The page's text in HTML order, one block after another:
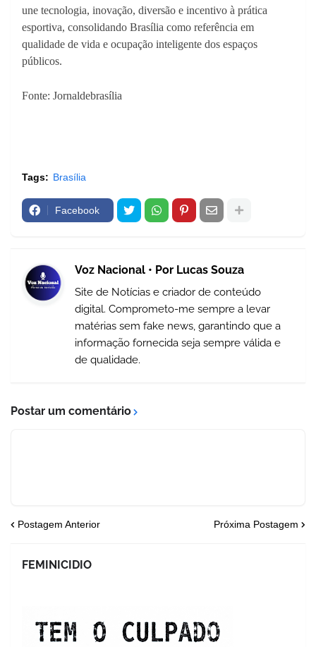
une tecnologia, inovação, diversão e incentivo à prática
esportiva, consolidando Brasília como referência em
qualidade de vida e ocupação inteligente dos espaços
públicos.
Fonte: Jornaldebrasília
Tags: Brasília
Facebook
Voz Nacional • Por Lucas Souza
Site de Notícias e criador de conteúdo
digital. Comprometo-me sempre a levar
matérias sem fake news, garantindo que a
informação fornecida seja sempre válida e
de qualidade.
Postar um comentário
Postagem Anterior Próxima Postagem
FEMINICIDIO